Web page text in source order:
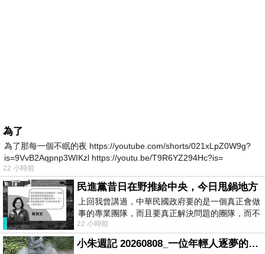
為了
為了那每一個不眠的夜 https://youtube.com/shorts/021xLpZ0W9g?
is=9VvB2Aqpnp3WIKzl https://youtu.be/T9R6YZ294Hc?is=
22 小時前
民進黨昔日在野推給中央，今日甩鍋地方
上回我曾講過，中華民國政府要的是一個真正會做
事的專業團隊，而且要真正解決問題的團隊，而不
是只會到處甩鍋的雙標團隊，最近民進黨
22 小時前
小朱週記 20260808_一位年輕人逐夢的真實故事